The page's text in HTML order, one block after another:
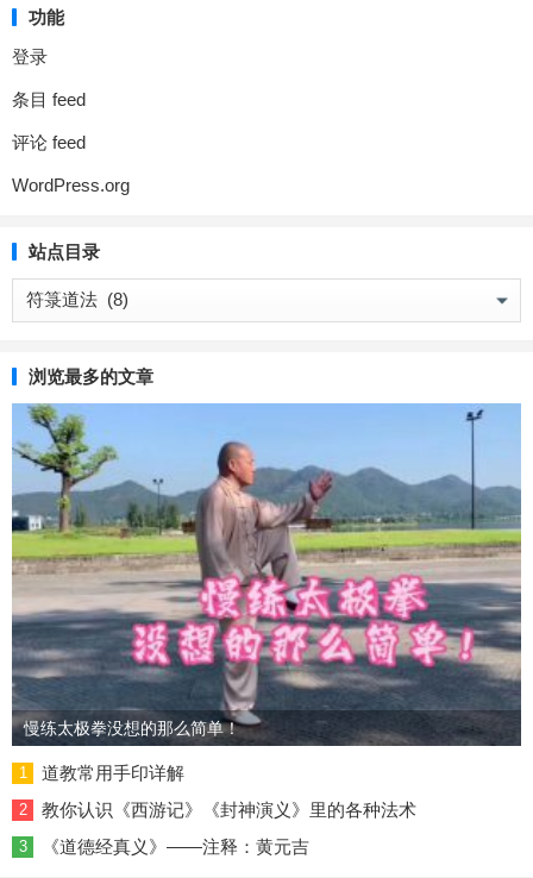
功能
登录
条目 feed
评论 feed
WordPress.org
站点目录
录
浏览最多的文章
慢练太极拳没想的那么简单！
1 道教常用手印详解
2 教你认识《西游记》《封神演义》里的各种法术
3 《道德经真义》——注释：黄元吉